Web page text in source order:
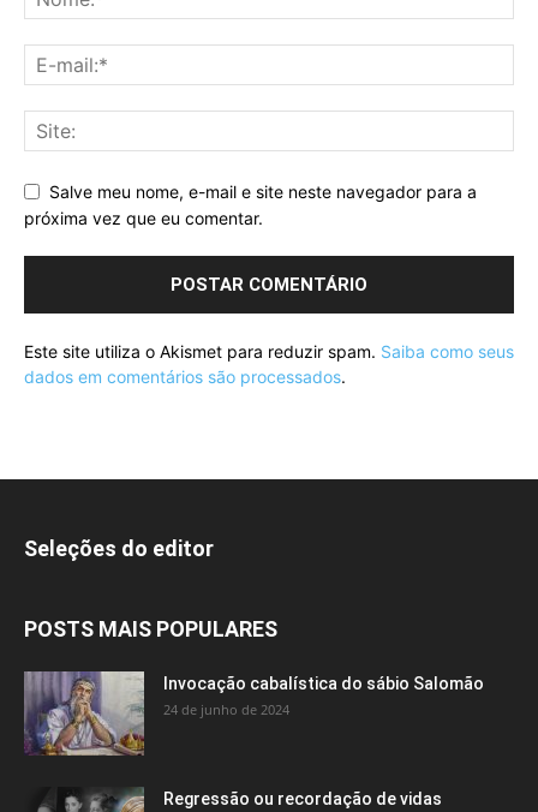
Salve meu nome, e-mail e site neste navegador para a
próxima vez que eu comentar.
Este site utiliza o Akismet para reduzir spam. Saiba como seus
dados em comentários são processados.
Seleções do editor
POSTS MAIS POPULARES
Invocação cabalística do sábio Salomão
24 de junho de 2024
Regressão ou recordação de vidas